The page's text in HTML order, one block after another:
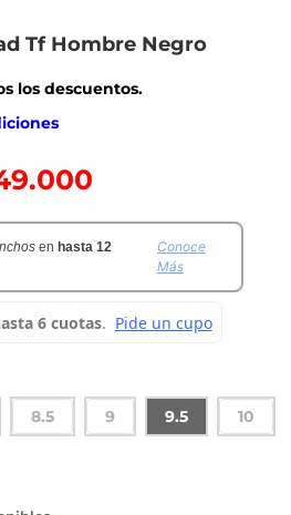
Tf Hombre Negro
los descuentos.
.000
en hasta 12
Conoce
Más
8.5 9 9.5 10